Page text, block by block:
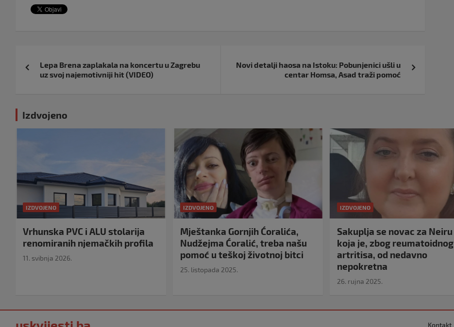
objava
Lepa Brena zaplakala na koncertu u Zagrebu
uz svoj najemotivniji hit (VIDEO)
Novi detalji haosa na Istoku: Pobunjenici ušli u
centar Homsa, Asad traži pomoć
Izdvojeno
IZDVOJENO
Vrhunska PVC i ALU stolarija
renomiranih njemačkih profila
11. svibnja 2026.
IZDVOJENO
Mještanka Gornjih Ćoralića,
Nudžejma Ćoralić, treba našu
pomoć u teškoj životnoj bitci
25. listopada 2025.
IZDVOJENO
Sakuplja se novac za Neiru
koja je, zbog reumatoidnog
artritisa, od nedavno
nepokretna
26. rujna 2025.
Kontakt